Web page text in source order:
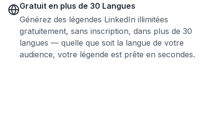
Gratuit en plus de 30 Langues
Générez des légendes LinkedIn illimitées
gratuitement, sans inscription, dans plus de 30
langues — quelle que soit la langue de votre
audience, votre légende est prête en secondes.